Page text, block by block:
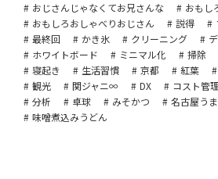
おじさんじゃなくてお兄さんな
おもし
おもしろおしゃべりおじさん
説得
最終回
かき氷 クリーニング
ホワイトボード
ミニマル化 掃除
寝起き
生活習慣 京都 紅葉
観光
関ジャニ∞ DX コスト管理
分析
卓球 みそかつ
名古屋う
味噌煮込みうどん